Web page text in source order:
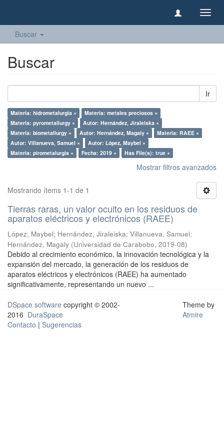
Buscar
Buscar
Ir
Materia: hidrometalurgia ×
Materia: metales preciosos ×
Materia: pyrometallurgy ×
Autor: Hernández, Jiraleiska ×
Materia: biometallurgy ×
Autor: Hernández, Magaly ×
Materia: RAEE ×
Autor: Villanueva, Samuel ×
Autor: López, Maybel ×
Materia: pirometalurgia ×
Fecha: 2019 × Has File(s): true ×
Mostrar filtros avanzados
Mostrando ítems 1-1 de 1
Tierras raras, un valor oculto en los residuos de
aparatos eléctricos y electrónicos (RAEE)
López, Maybel; Hernández, Jiraleiska; Villanueva, Samuel;
Hernández, Magaly (Universidad de Carabobo, 2019-08)
Debido al crecimiento económico, la innovación tecnológica y la
expansión del mercado, la generación de los residuos de
aparatos eléctricos y electrónicos (RAEE) ha aumentado
significativamente, representando un nuevo ...
DSpace software copyright © 2002-
2016 DuraSpace
Contacto | Sugerencias
Theme by
Atmire